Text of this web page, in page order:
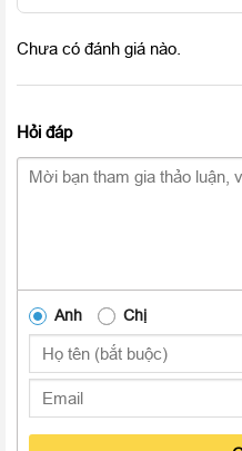
đồ họa mạnh hơn gấp 8
nâng cấp lên thành 1GB
khó iPad Mini 2. Sức mạnh
vận hành cùng lúc nhiều ứng
xảy ra hiện tượng lag, giật
camera chính 5MP với độ
camera phụ 1.2 MP
Chưa có đánh giá nào.
Hỏi đáp
Anh Chị